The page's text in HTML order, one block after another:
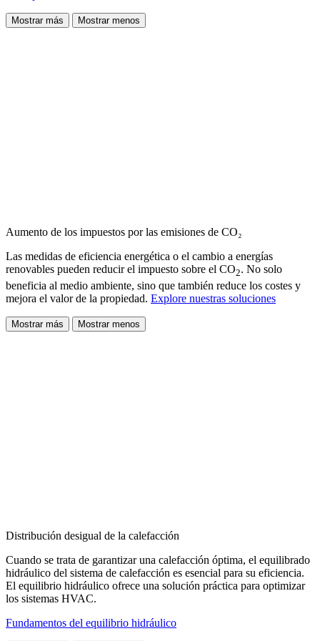
Mostrar más Mostrar menos
Aumento de los impuestos por las emisiones de CO₂
Las medidas de eficiencia energética o el cambio a energías
renovables pueden reducir el impuesto sobre el CO2. No solo
beneficia al medio ambiente, sino que también reduce los costes y
mejora el valor de la propiedad. Explore nuestras soluciones
Mostrar más Mostrar menos
Distribución desigual de la calefacción
Cuando se trata de garantizar una calefacción óptima, el equilibrado
hidráulico del sistema de calefacción es esencial para su eficiencia.
El equilibrio hidráulico ofrece una solución práctica para optimizar
los sistemas HVAC.
Fundamentos del equilibrio hidráulico